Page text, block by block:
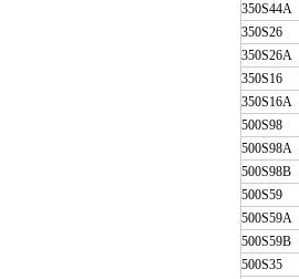
350S44A
350S26
350S26A
350S16
350S16A
500S98
500S98A
500S98B
500S59
500S59A
500S59B
500S35